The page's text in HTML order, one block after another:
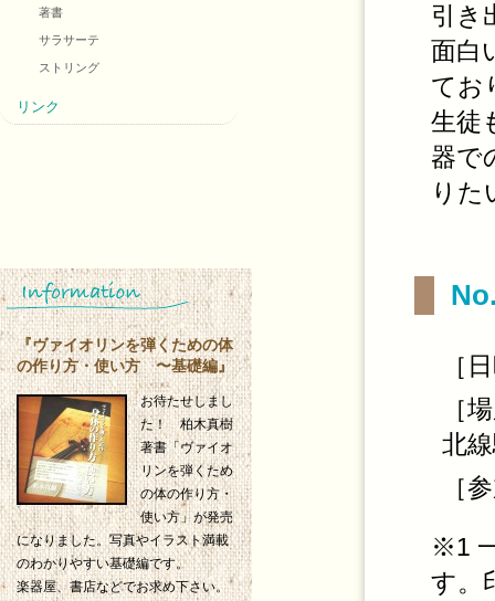
引き
面白
てお
生徒
器で
りた
［
［
北
［
※1
す。
著書
サラサーテ
ストリング
リンク
『ヴァイオリンを弾くための体
の作り方・使い方 〜基礎編』
お待たせしまし
た！ 柏木真樹
著書「ヴァイオ
リンを弾くため
の体の作り方・
使い方」が発売
になりました。写真やイラスト満載
のわかりやすい基礎編です。
楽器屋、書店などでお求め下さい。